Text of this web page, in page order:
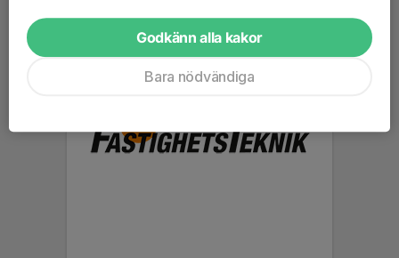
Godkänn alla kakor
Bara nödvändiga